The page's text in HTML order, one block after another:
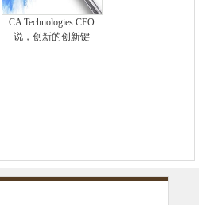
CA Technologies CEO
说，创新的创新键